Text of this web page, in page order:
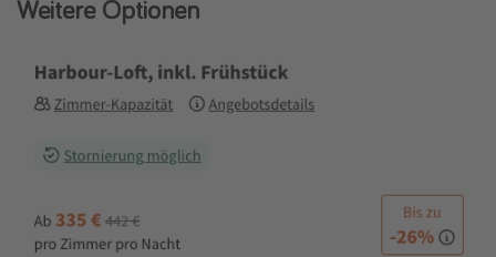
Weitere Optionen